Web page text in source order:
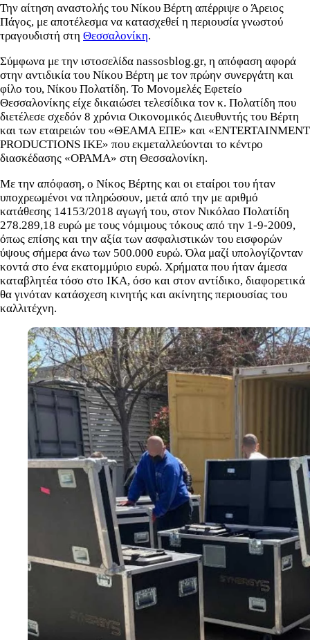
Την αίτηση αναστολής του Νίκου Βέρτη απέρριψε ο Άρειος
Πάγος, με αποτέλεσμα να κατασχεθεί η περιουσία γνωστού
τραγουδιστή στη Θεσσαλονίκη.
Σύμφωνα με την ιστοσελίδα nassosblog.gr, η απόφαση αφορά
στην αντιδικία του Νίκου Βέρτη με τον πρώην συνεργάτη και
φίλο του, Νίκου Πολατίδη. Το Μονομελές Εφετείο
Θεσσαλονίκης είχε δικαιώσει τελεσίδικα τον κ. Πολατίδη που
διετέλεσε σχεδόν 8 χρόνια Οικονομικός Διευθυντής του Βέρτη
και των εταιρειών του «ΘΕΑΜΑ ΕΠΕ» και «ENTERTAINMENT
PRODUCTIONS IKE» που εκμεταλλεύονται το κέντρο
διασκέδασης «ΟΡΑΜΑ» στη Θεσσαλονίκη.
Με την απόφαση, ο Νίκος Βέρτης και οι εταίροι του ήταν
υποχρεωμένοι να πληρώσουν, μετά από την με αριθμό
κατάθεσης 14153/2018 αγωγή του, στον Νικόλαο Πολατίδη
278.289,18 ευρώ με τους νόμιμους τόκους από την 1-9-2009,
όπως επίσης και την αξία των ασφαλιστικών του εισφορών
ύψους σήμερα άνω των 500.000 ευρώ. Όλα μαζί υπολογίζονταν
κοντά στο ένα εκατομμύριο ευρώ. Χρήματα που ήταν άμεσα
καταβλητέα τόσο στο ΙΚΑ, όσο και στον αντίδικο, διαφορετικά
θα γινόταν κατάσχεση κινητής και ακίνητης περιουσίας του
καλλιτέχνη.